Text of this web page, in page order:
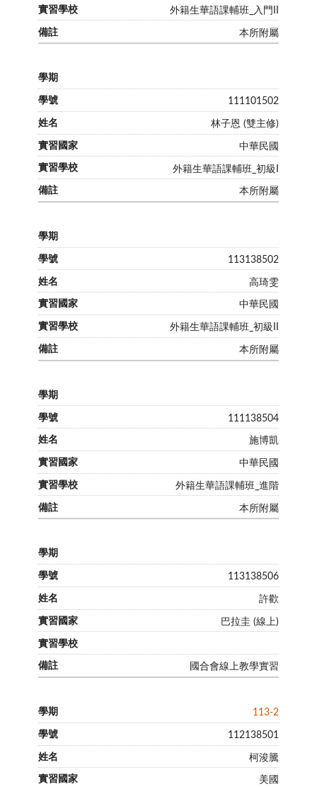
外籍生華語課輔班_入門II
本所附屬
111101502
林子恩 (雙主修)
中華民國
外籍生華語課輔班_初級I
本所附屬
113138502
高琦雯
中華民國
外籍生華語課輔班_初級II
本所附屬
111138504
施博凱
中華民國
外籍生華語課輔班_進階
本所附屬
113138506
許歡
巴拉圭 (線上)
國合會線上教學實習
113-2
112138501
柯浚騰
美國